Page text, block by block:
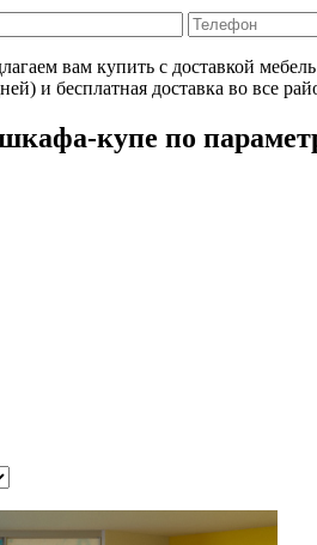
вам купить с доставкой
и бесплатная доставка во все
купе по